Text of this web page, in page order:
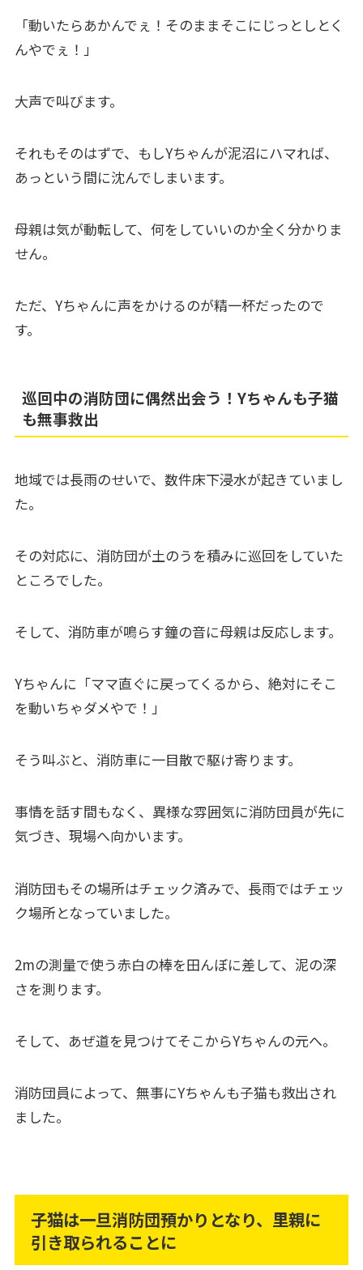
「動いたらあかんでぇ！そのままそこにじっとしとく
んやでぇ！」
大声で叫びます。
それもそのはずで、もしYちゃんが泥沼にハマれば、
あっという間に沈んでしまいます。
母親は気が動転して、何をしていいのか全く分かりま
せん。
ただ、Yちゃんに声をかけるのが精一杯だったので
す。
巡回中の消防団に偶然出会う！Yちゃんも子猫
も無事救出
地域では長雨のせいで、数件床下浸水が起きていまし
た。
その対応に、消防団が土のうを積みに巡回をしていた
ところでした。
そして、消防車が鳴らす鐘の音に母親は反応します。
Yちゃんに「ママ直ぐに戻ってくるから、絶対にそこ
を動いちゃダメやで！」
そう叫ぶと、消防車に一目散で駆け寄ります。
事情を話す間もなく、異様な雰囲気に消防団員が先に
気づき、現場へ向かいます。
消防団もその場所はチェック済みで、長雨ではチェッ
ク場所となっていました。
2mの測量で使う赤白の棒を田んぼに差して、泥の深
さを測ります。
そして、あぜ道を見つけてそこからYちゃんの元へ。
消防団員によって、無事にYちゃんも子猫も救出され
ました。
子猫は一旦消防団預かりとなり、里親に
引き取られることに